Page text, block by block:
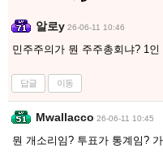
알로y 26-06-11 10:46
민주주의가 뭔 주주총회냐? 1
답글 이동
Mwallacco 26-06-11 10:45
뭔 개소리임? 투표가 통계임?